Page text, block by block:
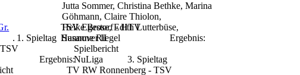
. 1. Spieltag
TSV Egestorf - HTV
Hannover II
Ergebnis:
Ergebnis:
Spielbericht
NuLiga
3. Spieltag
TV RW Ronnenberg - TSV
Jutta Sommer, Christina Bethke, Marina
Göhmann, Claire Thiolon,
Heike Brose, Edith Lutterbüse,
Susanne Riegel